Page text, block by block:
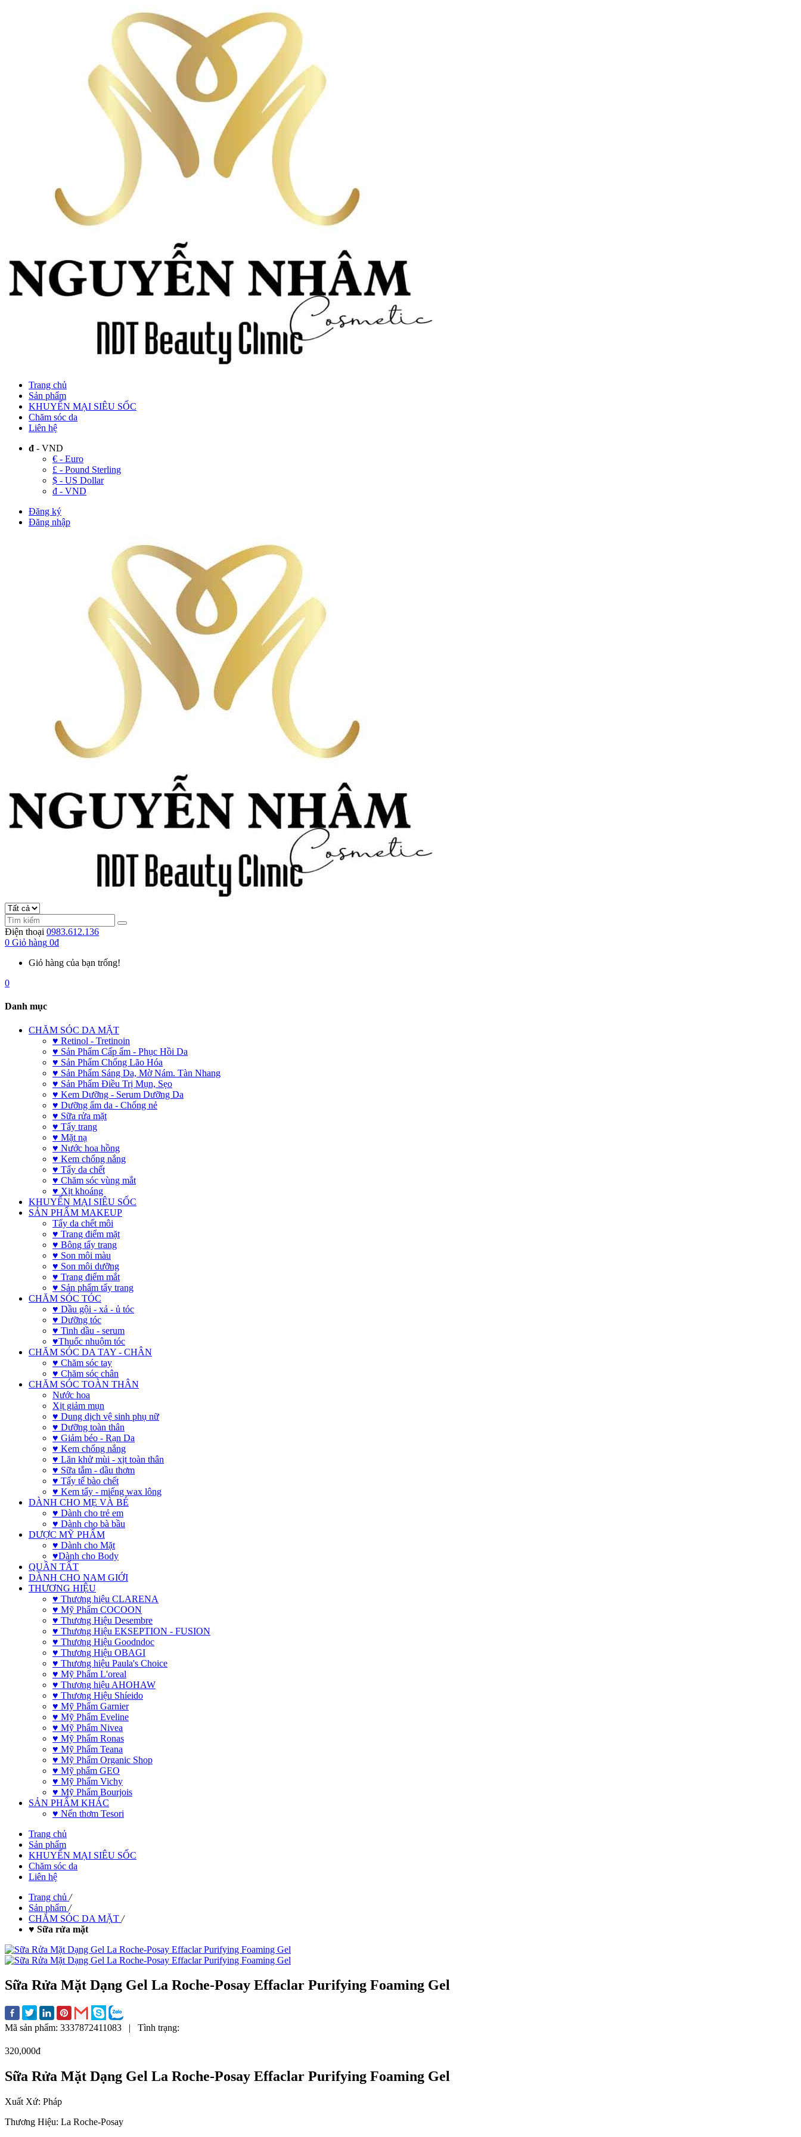
Trang chủ
Sản phẩm
KHUYẾN MẠI SIÊU SỐC
Chăm sóc da
Liên hệ
đ - VND
€ - Euro
£ - Pound Sterling
$ - US Dollar
đ - VND
Đăng ký
Đăng nhập
Điện thoại 0983.612.136
0 Giỏ hàng 0đ
Giỏ hàng của bạn trống!
0
Danh mục
CHĂM SÓC DA MẶT
♥ Retinol - Tretinoin
♥ Sản Phẩm Cấp ẩm - Phục Hồi Da
♥ Sản Phẩm Chống Lão Hóa
♥ Sản Phẩm Sáng Da, Mờ Nám. Tàn Nhang
♥ Sản Phẩm Điều Trị Mụn, Sẹo
♥ Kem Dưỡng - Serum Dưỡng Da
♥ Dưỡng ẩm da - Chống nẻ
♥ Sữa rửa mặt
♥ Tẩy trang
♥ Mặt nạ
♥ Nước hoa hồng
♥ Kem chống nắng
♥ Tẩy da chết
♥ Chăm sóc vùng mắt
♥ Xịt khoáng
KHUYẾN MẠI SIÊU SỐC
SẢN PHẨM MAKEUP
Tẩy da chết môi
♥ Trang điểm mặt
♥ Bông tẩy trang
♥ Son môi màu
♥ Son môi dưỡng
♥ Trang điểm mắt
♥ Sản phẩm tẩy trang
CHĂM SÓC TÓC
♥ Dầu gội - xả - ủ tóc
♥ Dưỡng tóc
♥ Tinh dầu - serum
♥Thuốc nhuộm tóc
CHĂM SÓC DA TAY - CHÂN
♥ Chăm sóc tay
♥ Chăm sóc chân
CHĂM SÓC TOÀN THÂN
Nước hoa
Xịt giảm mụn
♥ Dung dịch vệ sinh phụ nữ
♥ Dưỡng toàn thân
♥ Giảm béo - Rạn Da
♥ Kem chống nắng
♥ Lăn khử mùi - xịt toàn thân
♥ Sữa tắm - dầu thơm
♥ Tẩy tế bào chết
♥ Kem tẩy - miếng wax lông
DÀNH CHO MẸ VÀ BÉ
♥ Dành cho trẻ em
♥ Dành cho bà bầu
DƯỢC MỸ PHẨM
♥ Dành cho Mặt
♥Dành cho Body
QUẦN TẤT
DÀNH CHO NAM GIỚI
THƯƠNG HIỆU
♥ Thương hiệu CLARENA
♥ Mỹ Phẩm COCOON
♥ Thương Hiệu Desembre
♥ Thương Hiệu EKSEPTION - FUSION
♥ Thương Hiệu Goodndoc
♥ Thương Hiệu OBAGI
♥ Thương hiệu Paula's Choice
♥ Mỹ Phẩm L'oreal
♥ Thương hiệu AHOHAW
♥ Thương Hiệu Shíeido
♥ Mỹ Phẩm Garnier
♥ Mỹ Phẩm Eveline
♥ Mỹ Phẩm Nivea
♥ Mỹ Phẩm Ronas
♥ Mỹ Phẩm Teana
♥ Mỹ Phẩm Organic Shop
♥ Mỹ phẩm GEO
♥ Mỹ Phẩm Vichy
♥ Mỹ Phẩm Bourjois
SẢN PHẨM KHÁC
♥ Nến thơm Tesori
Trang chủ
Sản phẩm
KHUYẾN MẠI SIÊU SỐC
Chăm sóc da
Liên hệ
Trang chủ /
Sản phẩm /
CHĂM SÓC DA MẶT /
♥ Sữa rửa mặt
Sữa Rửa Mặt Dạng Gel La Roche-Posay Effaclar Purifying Foaming Gel
Mã sản phẩm: 3337872411083 | Tình trạng:
320,000đ
Sữa Rửa Mặt Dạng Gel La Roche-Posay Effaclar Purifying Foaming Gel
Xuất Xứ: Pháp
Thương Hiệu: La Roche-Posay